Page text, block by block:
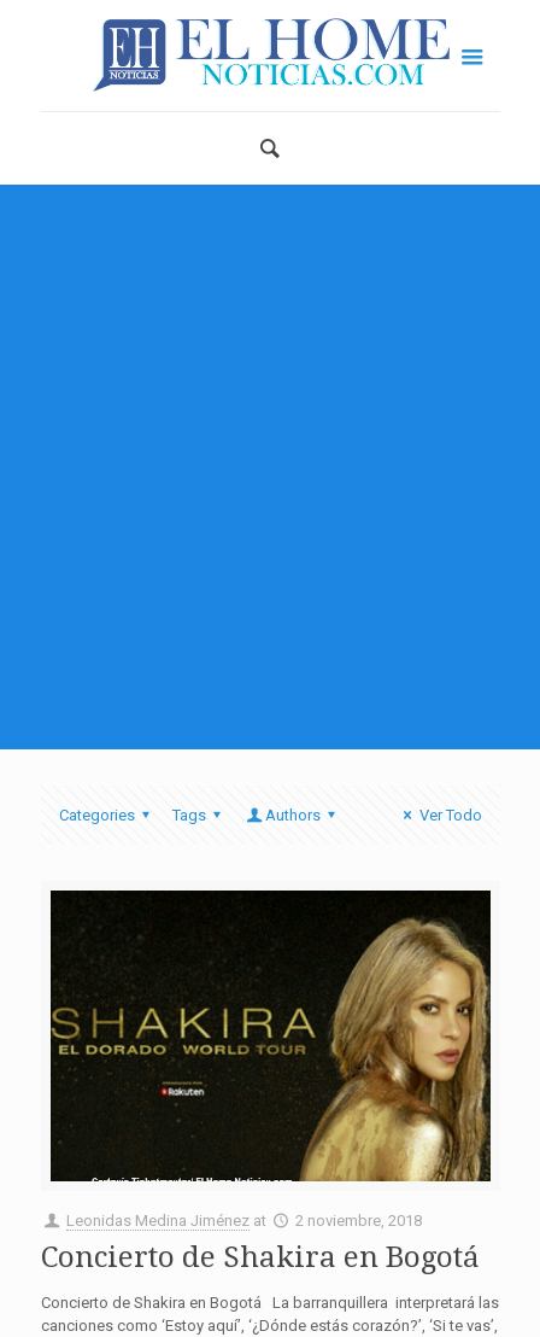
Categories Tags Authors Ver Todo
Leonidas Medina Jiménez at 2 noviembre, 2018
Concierto de Shakira en Bogotá
Concierto de Shakira en Bogotá La barranquillera interpretará las
canciones como ‘Estoy aquí’, ‘¿Dónde estás corazón?’, ‘Si te vas’,